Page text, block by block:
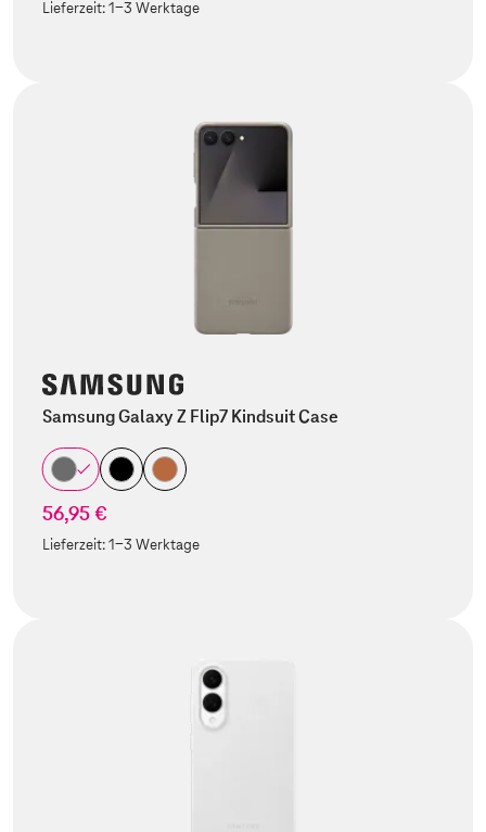
Lieferzeit:1-3 Werktage
Samsung Galaxy Z Flip7 Kindsuit Case
56,95 €
Lieferzeit:1-3 Werktage